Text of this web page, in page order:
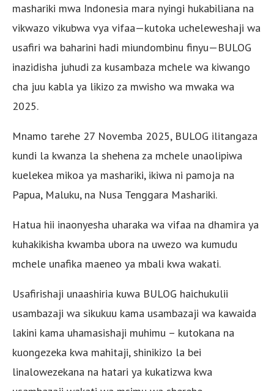
mashariki mwa Indonesia mara nyingi hukabiliana na
vikwazo vikubwa vya vifaa—kutoka ucheleweshaji wa
usafiri wa baharini hadi miundombinu finyu—BULOG
inazidisha juhudi za kusambaza mchele wa kiwango
cha juu kabla ya likizo za mwisho wa mwaka wa
2025.
Mnamo tarehe 27 Novemba 2025, BULOG ilitangaza
kundi la kwanza la shehena za mchele unaolipiwa
kuelekea mikoa ya mashariki, ikiwa ni pamoja na
Papua, Maluku, na Nusa Tenggara Mashariki.
Hatua hii inaonyesha uharaka wa vifaa na dhamira ya
kuhakikisha kwamba ubora na uwezo wa kumudu
mchele unafika maeneo ya mbali kwa wakati.
Usafirishaji unaashiria kuwa BULOG haichukulii
usambazaji wa sikukuu kama usambazaji wa kawaida
lakini kama uhamasishaji muhimu – kutokana na
kuongezeka kwa mahitaji, shinikizo la bei
linalowezekana na hatari ya kukatizwa kwa